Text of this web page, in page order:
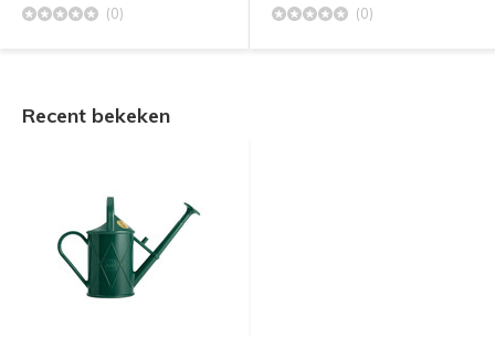
(0) (0)
Recent bekeken